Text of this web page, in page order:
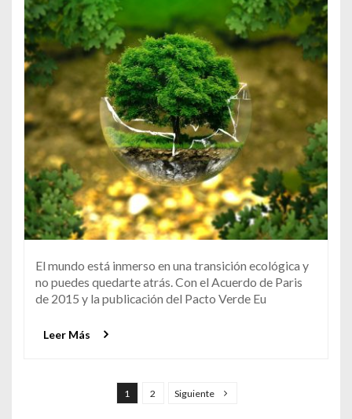
El mundo está inmerso en una transición ecológica y
no puedes quedarte atrás. Con el Acuerdo de Paris
de 2015 y la publicación del Pacto Verde Eu
Leer Más
Navegación de entradas
1 2 Siguiente